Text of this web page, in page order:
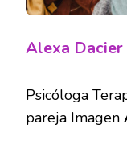
Alexa Dacier
Psicóloga
pareja Imagen